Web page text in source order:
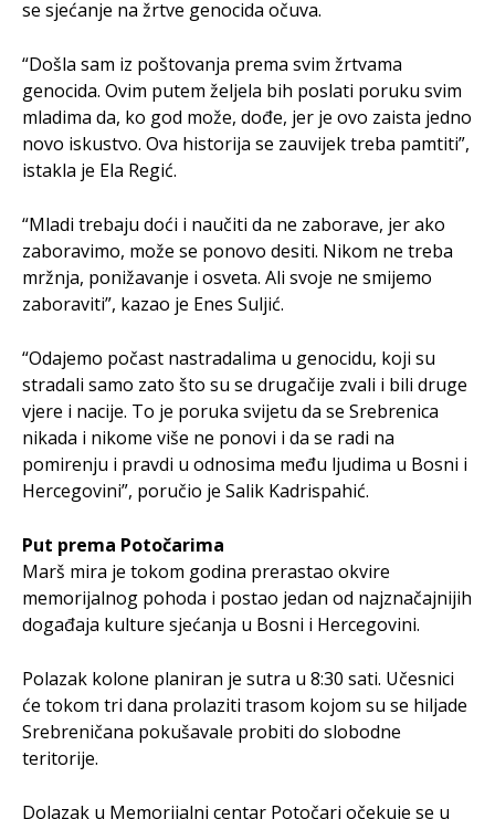
se sjećanje na žrtve genocida očuva.
“Došla sam iz poštovanja prema svim žrtvama
genocida. Ovim putem željela bih poslati poruku svim
mladima da, ko god može, dođe, jer je ovo zaista jedno
novo iskustvo. Ova historija se zauvijek treba pamtiti”,
istakla je Ela Regić.
“Mladi trebaju doći i naučiti da ne zaborave, jer ako
zaboravimo, može se ponovo desiti. Nikom ne treba
mržnja, ponižavanje i osveta. Ali svoje ne smijemo
zaboraviti”, kazao je Enes Suljić.
“Odajemo počast nastradalima u genocidu, koji su
stradali samo zato što su se drugačije zvali i bili druge
vjere i nacije. To je poruka svijetu da se Srebrenica
nikada i nikome više ne ponovi i da se radi na
pomirenju i pravdi u odnosima među ljudima u Bosni i
Hercegovini”, poručio je Salik Kadrispahić.
Put prema Potočarima
Marš mira je tokom godina prerastao okvire
memorijalnog pohoda i postao jedan od najznačajnijih
događaja kulture sjećanja u Bosni i Hercegovini.
Polazak kolone planiran je sutra u 8:30 sati. Učesnici
će tokom tri dana prolaziti trasom kojom su se hiljade
Srebreničana pokušavale probiti do slobodne
teritorije.
Dolazak u Memorijalni centar Potočari očekuje se u